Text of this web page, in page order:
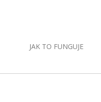
JAK TO FUNGUJE